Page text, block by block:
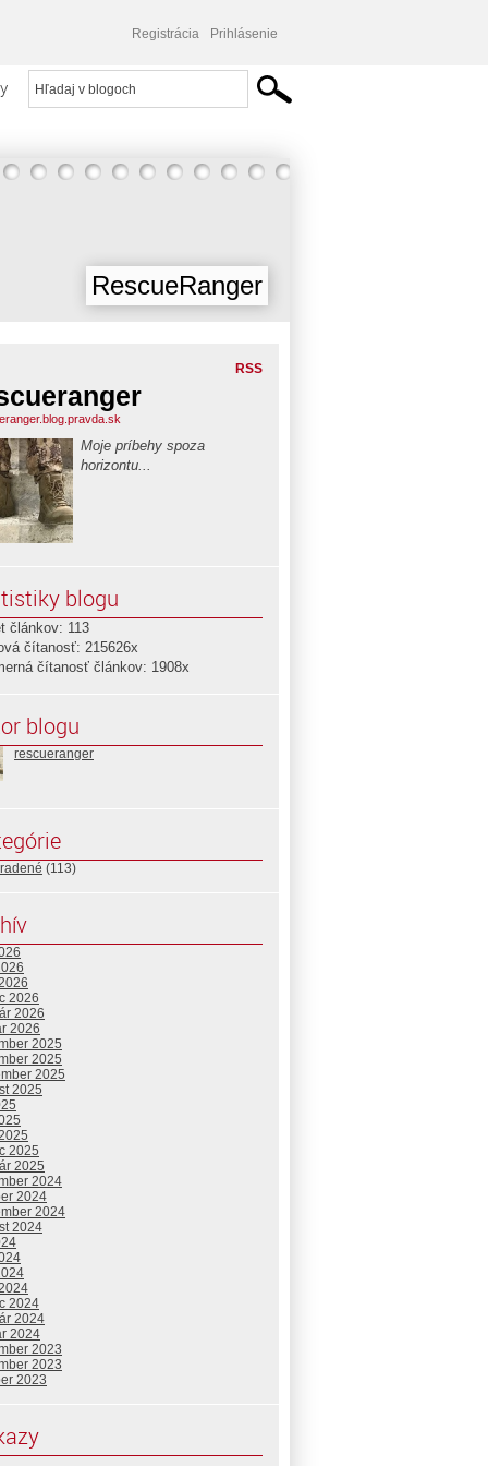
Registrácia Prihlásenie
RescueRanger
RSS
Moje príbehy spoza
horizontu...
blogu
článkov: 113
čítanosť: 215626x
čítanosť článkov: 1908x
blogu
rescueranger
(113)
2026
2026
2026
2025
2025
2025
2025
2025
2025
2024
2024
2024
2024
2024
2024
2024
2023
2023
2023